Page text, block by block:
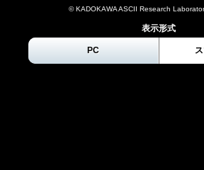
© KADOKAWA ASCII Research
表示形式
PC